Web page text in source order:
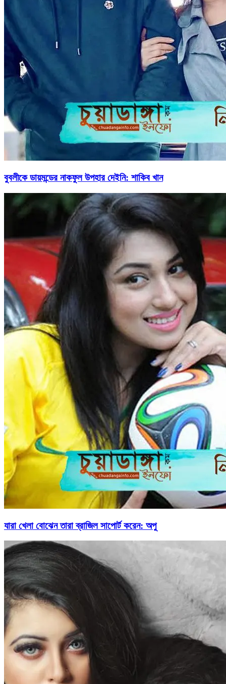
বুবলীকে ডায়মন্ডের নাকফুল উপহার দেইনি: শাকিব খান
যারা খেলা বোঝেন তারা ব্রাজিল সাপোর্ট করেন: অপু